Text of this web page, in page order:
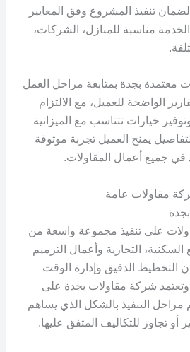
تنفيذ المشروع وفق المعايير
مناسبة للمنازل، الشركات،
معتمدة بجدة بمتابعة مراحل العمل
الواضحة للعميل، مع الالتزام
خيارات تتناسب مع الميزانية
يمنح العميل تجربة موثوقة
في جميع أعمال المقاولات.
على تنفيذ مجموعة واسعة من
التجارية وأعمال الترميم
التخطيط الدقيق وإدارة الوقت
وتعتمد شركة مقاولات بجدة على
مراحل التنفيذ بالشكل الذي يساهم
أو تجاوز للتكاليف المتفق عليها.